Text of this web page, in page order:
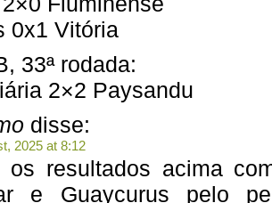
0x1 Vitória
33ª rodada:
2×2 Paysandu
disse:
2025 at 8:12
os resultados acima
e Guaycurus pelo